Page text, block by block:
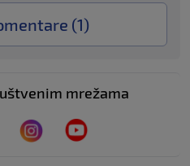
(1)
mrežama